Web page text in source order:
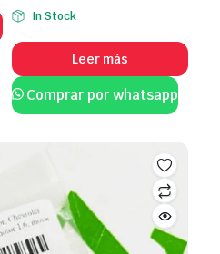
In Stock
Leer más
Comprar por whatsapp